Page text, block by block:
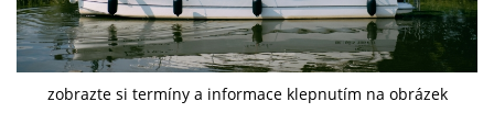
zobrazte si termíny a informace klepnutím na obrázek